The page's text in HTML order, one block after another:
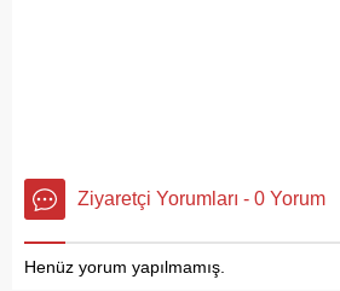
Ziyaretçi Yorumları - 0 Yorum
Henüz yorum yapılmamış.